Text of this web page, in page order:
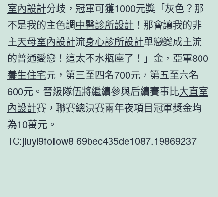
室內設計分歧，冠軍可獲1000元獎「灰色？那
不是我的主色調中醫診所設計 ！那會讓我的非
主天母室內設計流身心診所設計單戀變成主流
的普通愛戀！這太不水瓶座了！」金，亞軍800
養生住宅元，第三至四名700元，第五至六名
600元。晉級隊伍將繼續參與后續賽事比大直室
內設計賽，聯賽總決賽兩年夜項目冠軍獎金均
為10萬元。
TC:jiuyi9follow8 69bec435de1087.19869237